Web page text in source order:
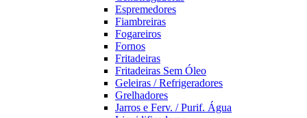
Espremedores
Fiambreiras
Fogareiros
Fornos
Fritadeiras
Fritadeiras Sem Óleo
Geleiras / Refrigeradores
Grelhadores
Jarros e Ferv. / Purif. Água